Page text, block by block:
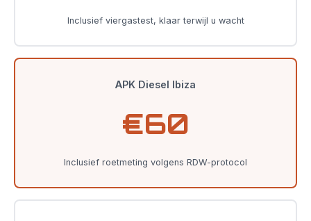
Inclusief viergastest, klaar terwijl u wacht
APK Diesel Ibiza
€60
Inclusief roetmeting volgens RDW-protocol